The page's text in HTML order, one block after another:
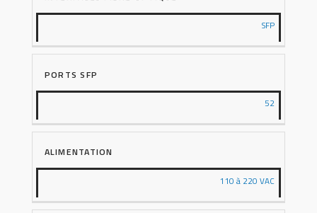
SFP
PORTS SFP
52
ALIMENTATION
110 à 220 VAC